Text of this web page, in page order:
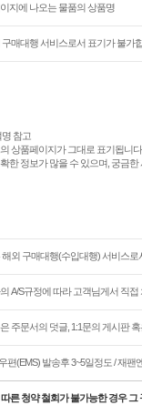
지에 나오는 물품의 상품명
매대행 서비스로서 표기가 불가
참고
상품페이지가 그대로 표기됩니
한 정보가 많을 수 있으며, 궁금
외 구매대행(수입대행) 서비스로
A/S규정에 따라 고객님게서 직접
주문서의 덧글, 1:1문의 게시판
편(EMS) 발송후 3~5일정도 / 재
른 청약 철회가 불가능한 경우 그